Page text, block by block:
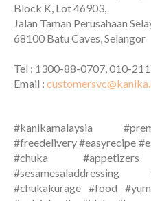
Block K, Lot 46903,
Jalan Taman Perusahaan
68100 Batu Caves, Selangor
Tel : 1300-88-0707, 010-
Email :
#kanikamalaysia
#freedelivery #easyrecipe
#chuka
#chukakurage #food